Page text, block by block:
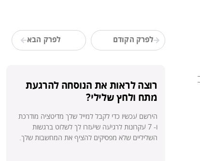
לפרק הקודם לפרק הבא
רוצה לראות את הנוסחה להרגעת
מתח ולחץ שלילי?
​הירשם עכשיו כדי לקבל למייל שלך מדיטציה מודרכת
ו- 7 עקרונות לרגיעה שיעזרו לך לשלוט ברגשות
השליליים שלא מפסיקים להציף את המחשבות שלך.